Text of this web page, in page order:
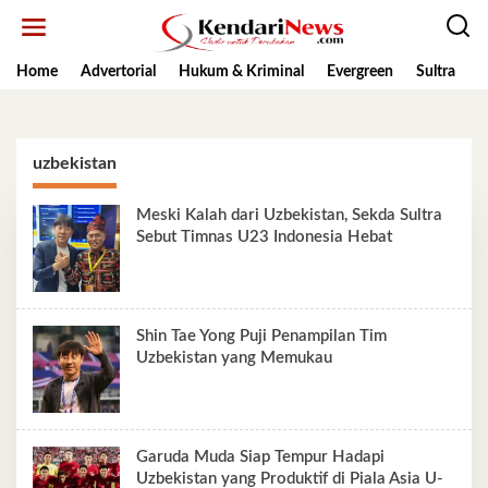
Home
Advertorial Hukum & Kriminal Evergreen Sultra
uzbekistan
Meski Kalah dari Uzbekistan, Sekda Sultra
Sebut Timnas U23 Indonesia Hebat
Shin Tae Yong Puji Penampilan Tim
Uzbekistan yang Memukau
Garuda Muda Siap Tempur Hadapi
Uzbekistan yang Produktif di Piala Asia U-